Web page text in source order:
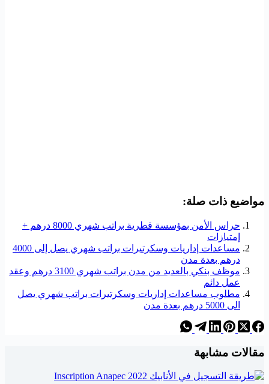
مواضيع ذات صلة:
حراس الأمن بمؤسسة قطرية براتب شهري 8000 درهم +
إمتيازات
مساعدات إداريات وسكرتيرات براتب شهري يصل إلى 4000
درهم بعدة مدن
موظف بنكي بالعديد من مدن براتب شهري 3100 درهم وعقد
عمل دائم
مطلوب مساعدات إداريات وسكرتيرات براتب شهري يصل
الى 5000 درهم بعدة مدن
مقالات مشابهة